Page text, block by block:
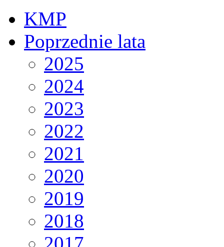
KMP
Poprzednie lata
2025
2024
2023
2022
2021
2020
2019
2018